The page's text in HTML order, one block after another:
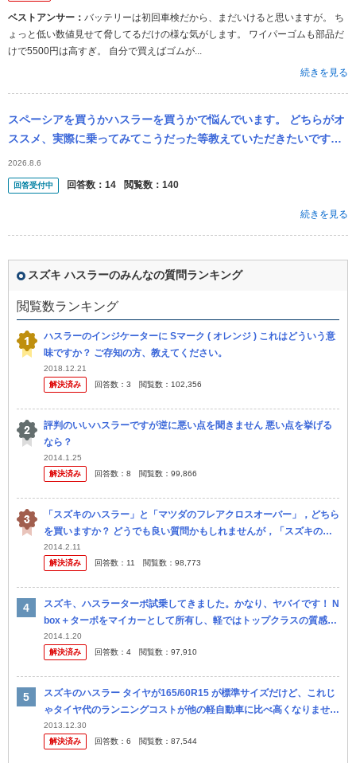
ベストアンサー： バッテリーは初回車検だから、まだいけると思いますが。 ち
ょっと低い数値見せて脅してるだけの様な気がします。 ワイパーゴムも部品だ
けで5500円は高すぎ。 自分で買えばゴムが...
続きを見る
スペーシアを買うかハスラーを買うかで悩んでいます。 どちらがオ
ススメ、実際に乗ってみてこうだった等教えていただきたいです。
20代半ば独身女性です。ガタが来るまで乗るつもりです。高速道路
や険しい...
2026.8.6
回答受付中 回答数： 14 閲覧数： 140
続きを見る
スズキ ハスラーのみんなの質問ランキング
閲覧数ランキング
ハスラーのインジケーターに Sマーク ( オレンジ ) これはどういう意
味ですか？ ご存知の方、教えてください。
2018.12.21
解決済み
回答数： 3 閲覧数： 102,356
評判のいいハスラーですが逆に悪い点を聞きません 悪い点を挙げる
なら？
2014.1.25
解決済み
回答数： 8 閲覧数： 99,866
「スズキのハスラー」と「マツダのフレアクロスオーバー」，どちら
を買いますか？ どうでも良い質問かもしれませんが，「スズキのハ
スラー」と「マツダのフレア クロスオーバー」，どちらを買います
か？グレ...
2014.2.11
解決済み
回答数： 11 閲覧数： 98,773
スズキ、ハスラーターボ試乗してきました。かなり、ヤバイです！ N
box＋ターボをマイカーとして所有し、軽ではトップクラスの質感と
走りだと、満足していましたが、ハスラーはそれを超えたかも知れ
ま...
2014.1.20
解決済み
回答数： 4 閲覧数： 97,910
スズキのハスラー タイヤが165/60R15 が標準サイズだけど、これじ
ゃタイヤ代のランニングコストが他の軽自動車に比べ高くなりません
か？
2013.12.30
解決済み
回答数： 6 閲覧数： 87,544